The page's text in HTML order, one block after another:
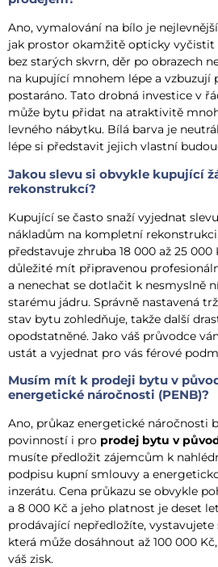
Ano, vymalování na bílo je
jak prostor okamžitě opticky vyčistit
bez starých skvrn, děr po obrazech
na kupující mnohem lépe a vzbuzují
postaráno. Tato drobná investice v
může bytu přidat na atraktivitě
levného nábytku. Bílá barva je
lépe si představit jejich vlastní
Jakou slevu si obvykle kupující
rekonstrukcí?
Kupující se často snaží vyjednat
nákladům na kompletní
představuje zhruba 18 000 až 25
důležité mít připravenou
a nenechat se dotlačit k nesmyslně
starému jádru. Správně nastavená
stav bytu zohledňuje, takže další
opodstatněné. Jako váš průvodce
ustát a vyjednat pro vás férové
Musím mít k prodeji bytu v
energetické náročnosti (PENB)?
Ano, průkaz energetické náročnosti
povinností i pro prodej bytu v
musíte předložit zájemcům k
podpisu kupní smlouvy a
inzerátu. Cena průkazu se obvykle
a 8 000 Kč a jeho platnost je deset
prodávající nepředložíte,
která může dosáhnout až 100 000
váš zisk.